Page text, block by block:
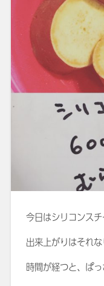
今日はシリコンスチ
出来上がりはそれ
時間が経つと、ぱっ